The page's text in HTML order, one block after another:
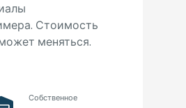
Стоимость
меняться.
Собственное